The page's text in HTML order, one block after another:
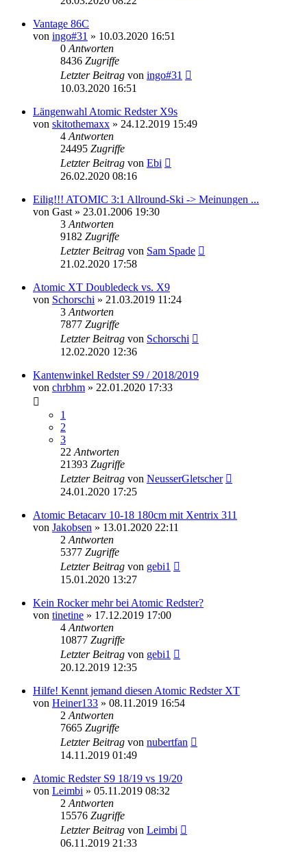
Vantage 86C
von ingo#31 » 10.03.2020 16:51
0 Antworten
8436 Zugriffe
Letzter Beitrag von ingo#31
10.03.2020 16:51
Längenwahl Atomic Redster X9s
von skitothemaxx » 24.12.2019 15:49
4 Antworten
24495 Zugriffe
Letzter Beitrag von Ebi
26.02.2020 08:16
Eilig!!! ATOMIC 3:1 Allround-Ski -> Meinungen ...
von Gast » 23.01.2006 19:30
3 Antworten
9182 Zugriffe
Letzter Beitrag von Sam Spade
21.02.2020 17:58
Atomic XT Doubledeck vs. X9
von Schorschi » 21.03.2019 11:24
3 Antworten
7877 Zugriffe
Letzter Beitrag von Schorschi
12.02.2020 12:36
Kantenwinkel Redster S9 / 2018/2019
von chrbhm » 22.01.2020 17:33
1
2
3
22 Antworten
21393 Zugriffe
Letzter Beitrag von NeusserGletscher
24.01.2020 17:25
Atomic Betacarv 10-18 180cm mit Xentrix 311
von Jakobsen » 13.01.2020 22:11
2 Antworten
5377 Zugriffe
Letzter Beitrag von gebi1
15.01.2020 13:27
Kein Rocker mehr bei Atomic Redster?
von tinetine » 17.12.2019 17:00
4 Antworten
10877 Zugriffe
Letzter Beitrag von gebi1
20.12.2019 12:35
Hilfe! Kennt jemand diesen Atomic Redster XT
von Heiner133 » 08.11.2019 16:54
2 Antworten
7665 Zugriffe
Letzter Beitrag von nubertfan
14.11.2019 01:49
Atomic Redster S9 18/19 vs 19/20
von Leimbi » 05.11.2019 08:32
2 Antworten
15576 Zugriffe
Letzter Beitrag von Leimbi
06.11.2019 21:33